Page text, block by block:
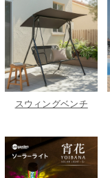
スウィングベンチ